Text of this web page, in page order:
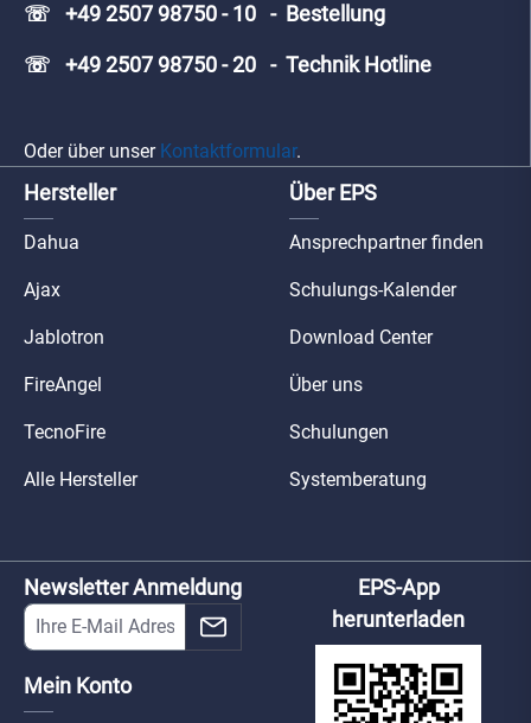
☏ +49 2507 98750 - 10 - Bestellung
☏ +49 2507 98750 - 20 - Technik Hotline
Oder über unser Kontaktformular.
Hersteller
Dahua
Ajax
Jablotron
FireAngel
TecnoFire
Alle Hersteller
Über EPS
Ansprechpartner finden
Schulungs-Kalender
Download Center
Über uns
Schulungen
Systemberatung
Newsletter Anmeldung
Mein Konto
EPS-App
herunterladen